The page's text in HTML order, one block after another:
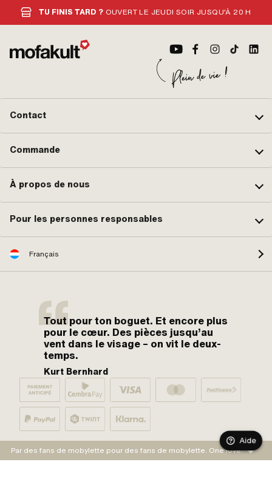
TU FINIS TARD ? OUVERT LE JEUDI SOIR JUSQU'À 20 H
Contact
Commande
À propos de nous
Pour les personnes responsables
Français
Tout pour ton boguet. Et encore plus
pour le cœur. Des pièces jusqu’au
vent dans le visage – on vit le deux-
temps.
Kurt Bernhard
Par des fans de mobylette pour des fans de mobylette. One love.
Aide